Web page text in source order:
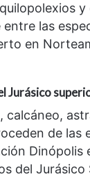
y
las
en
Jurásico
calcáneo,
de las
Dinópolis
del